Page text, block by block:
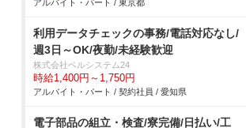
アルバイト・パート / 東京都
利用データチェックの事務/電話対応なし/
週3日～OK/夜勤/未経験歓迎
株式会社ベルシステム24
時給1,400円～1,750円
アルバイト・パート / 契約社員 / 愛知県
電子部品の組立・検査/寮完備/日払い/工